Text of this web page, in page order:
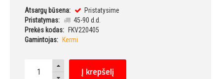
Atsargų būsena:
Pristatysime
Pristatymas:
45-90 d.d.
Prekės kodas:
FKV220405
Gamintojas:
Kermi
Į krepšelį